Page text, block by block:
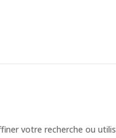
votre recherche ou